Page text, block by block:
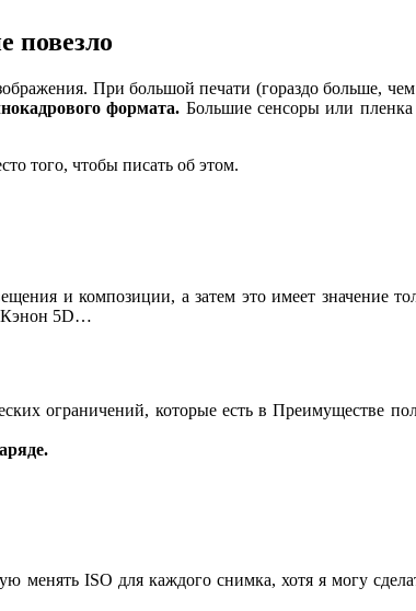
повезло
При большой печати (гораздо больше,
формата. Большие сенсоры или пленка
того, чтобы писать об этом.
и композиции, а затем это имеет значение
Кэнон 5D…
ограничений, которые есть в Преимуществе
менять ISO для каждого снимка, хотя я могу